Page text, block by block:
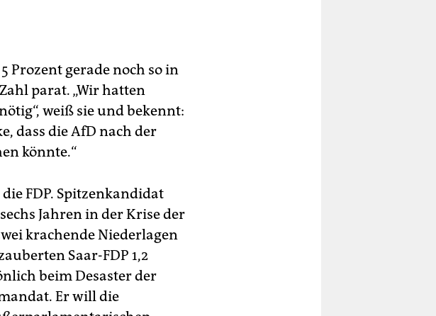
Prozent gerade noch so in
parat. „Wir hatten
weiß sie und bekennt:
dass die AfD nach der
könnte.“
FDP. Spitzenkandidat
Jahren in der Krise der
krachende Niederlagen
Saar-FDP 1,2
beim Desaster der
Er will die